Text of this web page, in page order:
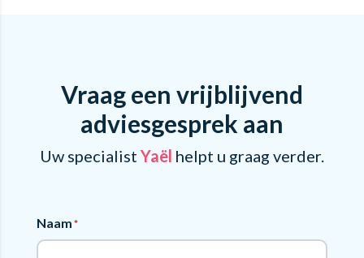
Vraag een vrijblijvend
adviesgesprek aan
Uw specialist Yaël helpt u graag verder.
Naam*